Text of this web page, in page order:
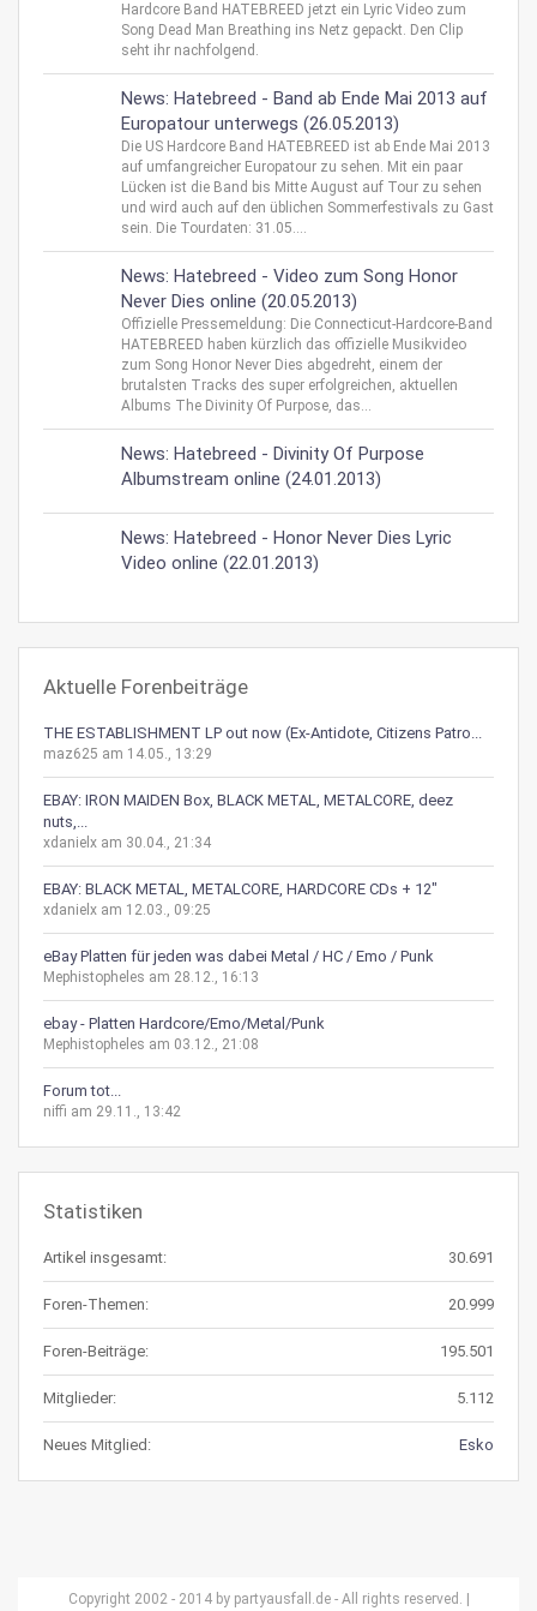
Hardcore Band HATEBREED jetzt ein Lyric Video zum
Song Dead Man Breathing ins Netz gepackt. Den Clip
seht ihr nachfolgend.
News: Hatebreed - Band ab Ende Mai 2013 auf
Europatour unterwegs (26.05.2013)
Die US Hardcore Band HATEBREED ist ab Ende Mai 2013
auf umfangreicher Europatour zu sehen. Mit ein paar
Lücken ist die Band bis Mitte August auf Tour zu sehen
und wird auch auf den üblichen Sommerfestivals zu Gast
sein. Die Tourdaten: 31.05....
News: Hatebreed - Video zum Song Honor
Never Dies online (20.05.2013)
Offizielle Pressemeldung: Die Connecticut-Hardcore-Band
HATEBREED haben kürzlich das offizielle Musikvideo
zum Song Honor Never Dies abgedreht, einem der
brutalsten Tracks des super erfolgreichen, aktuellen
Albums The Divinity Of Purpose, das...
News: Hatebreed - Divinity Of Purpose
Albumstream online (24.01.2013)
News: Hatebreed - Honor Never Dies Lyric
Video online (22.01.2013)
Aktuelle Forenbeiträge
THE ESTABLISHMENT LP out now (Ex-Antidote, Citizens Patro...
maz625 am 14.05., 13:29
EBAY: IRON MAIDEN Box, BLACK METAL, METALCORE, deez
nuts,...
xdanielx am 30.04., 21:34
EBAY: BLACK METAL, METALCORE, HARDCORE CDs + 12"
xdanielx am 12.03., 09:25
eBay Platten für jeden was dabei Metal / HC / Emo / Punk
Mephistopheles am 28.12., 16:13
ebay - Platten Hardcore/Emo/Metal/Punk
Mephistopheles am 03.12., 21:08
Forum tot...
niffi am 29.11., 13:42
Statistiken
Artikel insgesamt: 30.691
Foren-Themen: 20.999
Foren-Beiträge: 195.501
Mitglieder: 5.112
Neues Mitglied: Esko
Copyright 2002 - 2014 by partyausfall.de - All rights reserved. |